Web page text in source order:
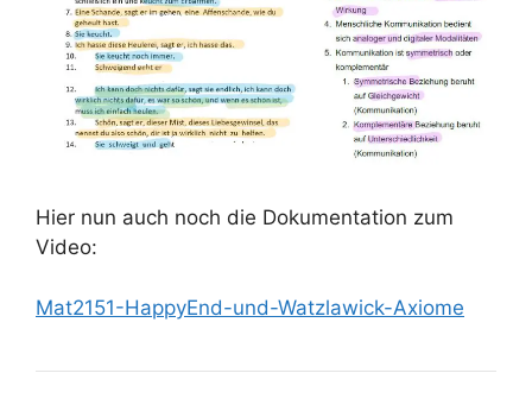
Hier nun auch noch die Dokumentation zum
Video:
Mat2151-HappyEnd-und-Watzlawick-Axiome